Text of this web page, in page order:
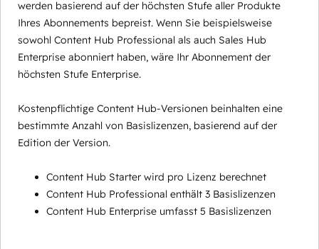
werden basierend auf der höchsten Stufe aller Produkte
Ihres Abonnements bepreist. Wenn Sie beispielsweise
sowohl Content Hub Professional als auch Sales Hub
Enterprise abonniert haben, wäre Ihr Abonnement der
höchsten Stufe Enterprise.
Kostenpflichtige Content Hub-Versionen beinhalten eine
bestimmte Anzahl von Basislizenzen, basierend auf der
Edition der Version.
Content Hub Starter wird pro Lizenz berechnet
Content Hub Professional enthält 3 Basislizenzen
Content Hub Enterprise umfasst 5 Basislizenzen